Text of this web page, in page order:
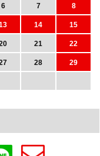
6 7
8
14
15
21
22
28
29